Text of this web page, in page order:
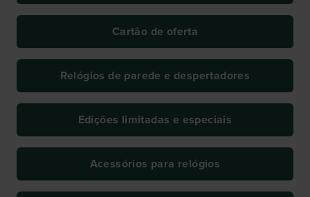
Cartão de oferta
Relógios de parede e despertadores
Edições limitadas e especiais
Acessórios para relógios